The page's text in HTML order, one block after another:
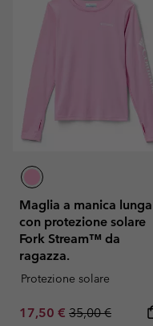
Maglia a manica lunga
con protezione solare
Fork Stream™ da
ragazza.
Protezione solare
Sale price:
17,50 € Regular price:
35,00 €